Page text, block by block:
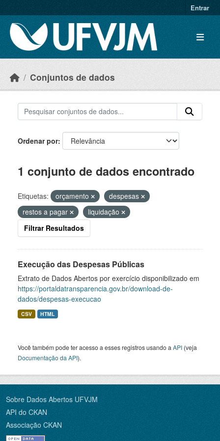
Entrar
Conjuntos de dados
Ordenar por
1 conjunto de dados encontrado
Etiquetas: orçamento
despesas
restos a pagar
liquidação
Filtrar Resultados
Execução das Despesas Públicas
Extrato de Dados Abertos por exercício disponibilizado em
https://portaldatransparencia.gov.br/download-de-
dados/despesas-execucao
CSV HTML
Você também pode ter acesso a esses registros usando a API (veja
Documentação da API).
Sobre Dados Abertos UFVJM
API do CKAN
Associação CKAN